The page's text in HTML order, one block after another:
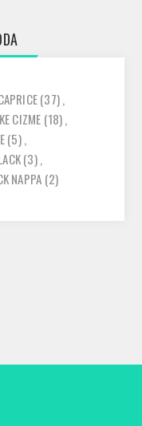
(37),
CIZME (18),
(5),
(3),
NAPPA (2)